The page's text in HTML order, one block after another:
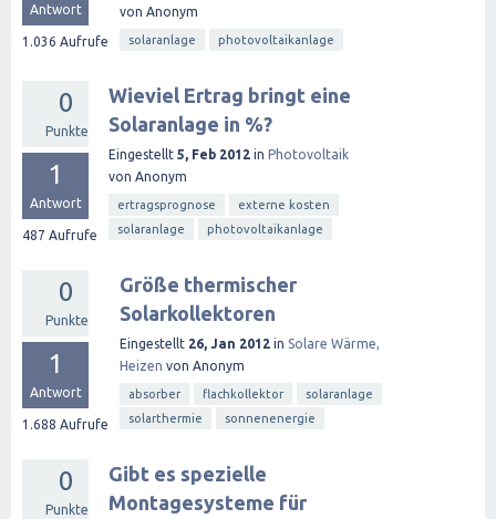
Antwort
1.036 Aufrufe
von Anonym
solaranlage photovoltaikanlage
0
Punkte
1
Antwort
487 Aufrufe
Wieviel Ertrag bringt eine
Solaranlage in %?
Eingestellt 5, Feb 2012 in Photovoltaik
von Anonym
ertragsprognose
externe kosten
solaranlage
photovoltaikanlage
0
Punkte
1
Antwort
1.688 Aufrufe
Größe thermischer
Solarkollektoren
Eingestellt 26, Jan 2012 in Solare Wärme,
Heizen von Anonym
absorber flachkollektor
solaranlage
solarthermie
sonnenenergie
0
Punkte
Gibt es spezielle
Montagesysteme für